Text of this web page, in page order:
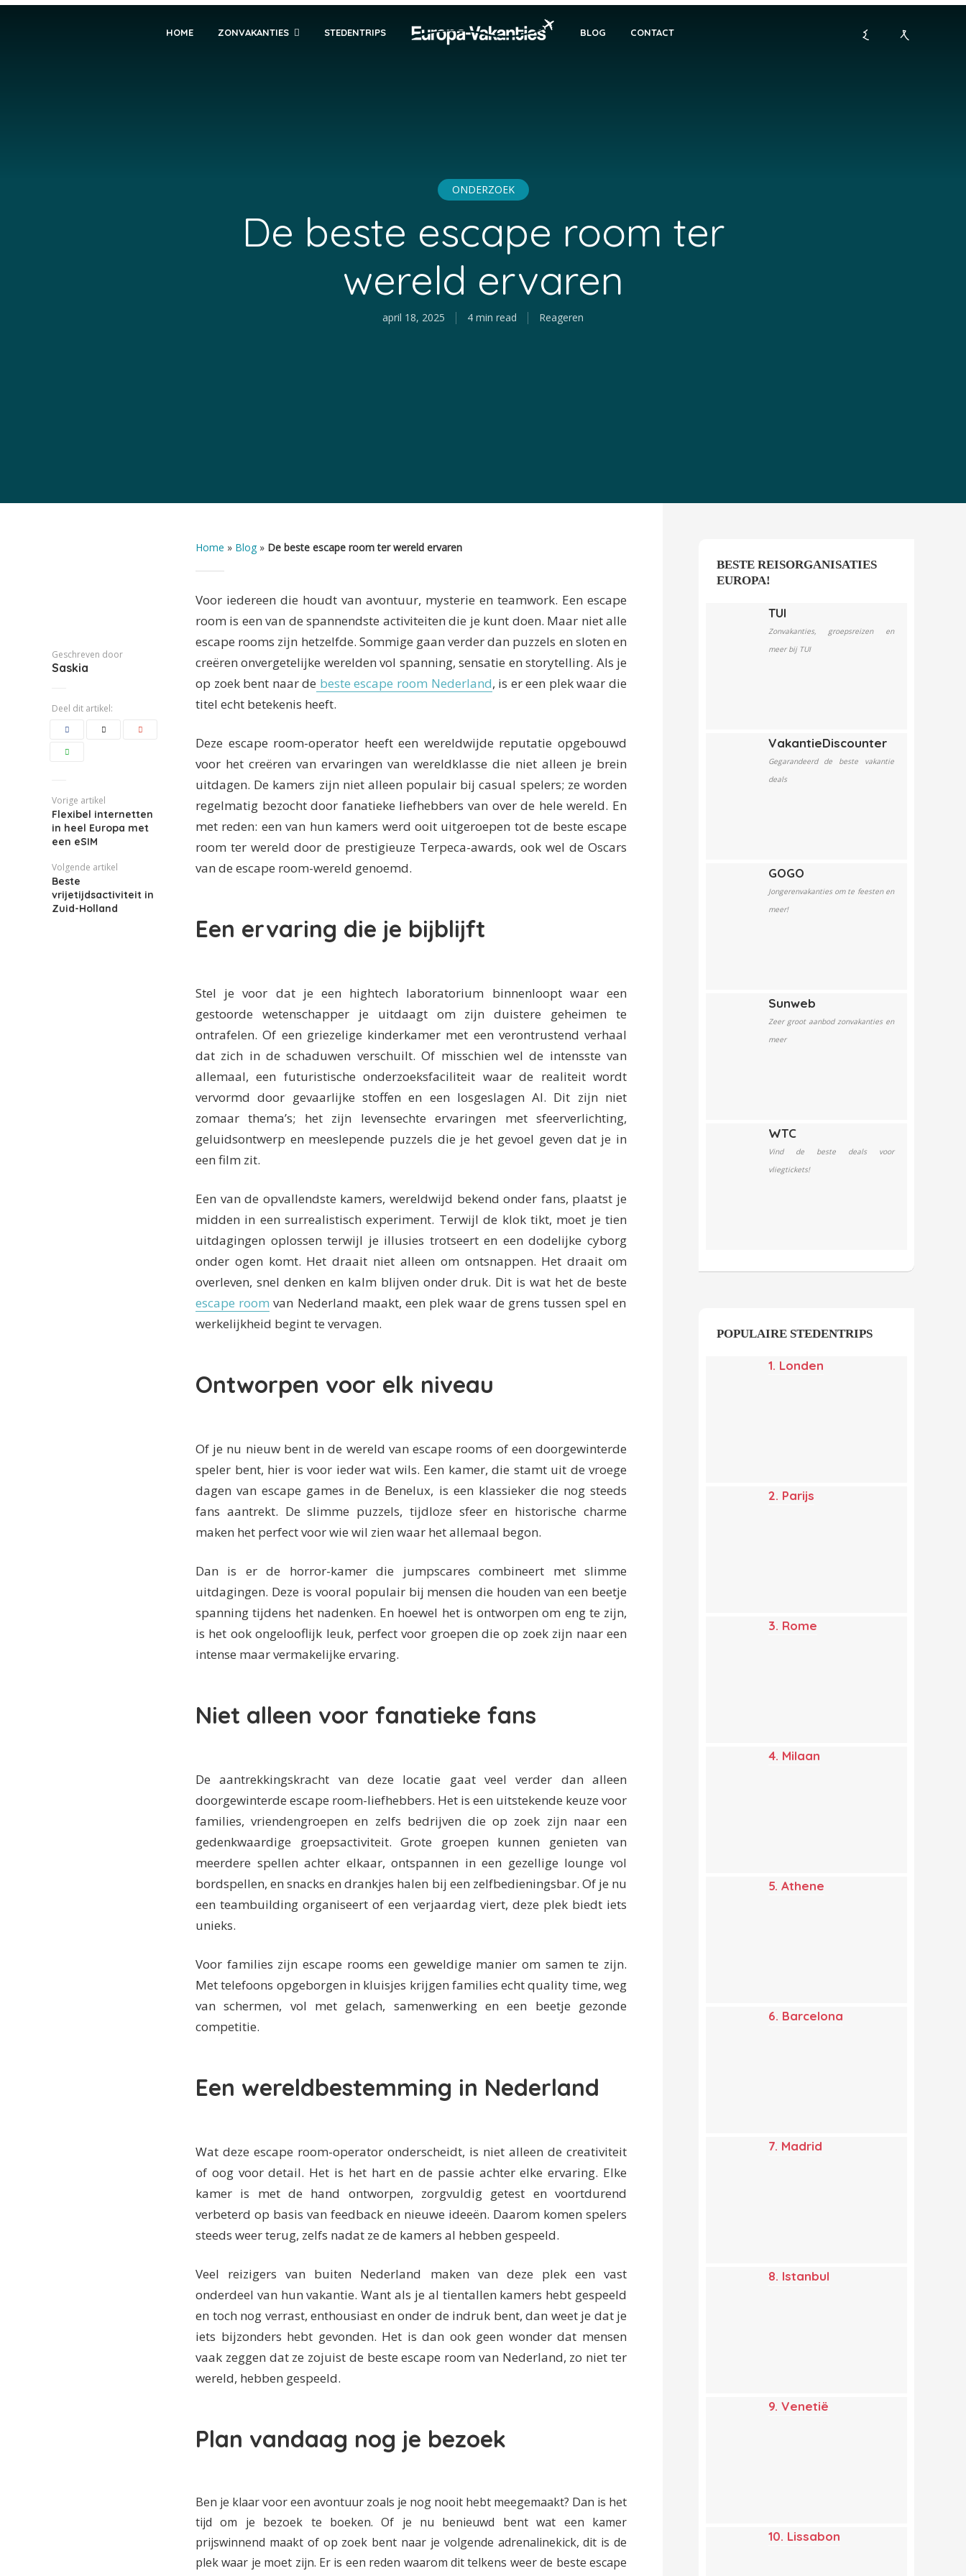
HOME ZONVAKANTIES STEDENTRIPS BLOG CONTACT
ONDERZOEK
De beste escape room ter
wereld ervaren
april 18, 2025 4 min read Reageren
Geschreven door
Saskia
Deel dit artikel:
Vorige artikel
Flexibel internetten
in heel Europa met
een eSIM
Volgende artikel
Beste
vrijetijdsactiviteit in
Zuid-Holland
Home » Blog» De beste escape room ter wereld ervaren
Voor iedereen die houdt van avontuur, mysterie en teamwork. Een escape
room is een van de spannendste activiteiten die je kunt doen. Maar niet alle
escape rooms zijn hetzelfde. Sommige gaan verder dan puzzels en sloten en
creëren onvergetelijke werelden vol spanning, sensatie en storytelling. Als je
op zoek bent naar de beste escape room Nederland, is er een plek waar die
titel echt betekenis heeft.
Deze escape room-operator heeft een wereldwijde reputatie opgebouwd
voor het creëren van ervaringen van wereldklasse die niet alleen je brein
uitdagen. De kamers zijn niet alleen populair bij casual spelers; ze worden
regelmatig bezocht door fanatieke liefhebbers van over de hele wereld. En
met reden: een van hun kamers werd ooit uitgeroepen tot de beste escape
room ter wereld door de prestigieuze Terpeca-awards, ook wel de Oscars
van de escape room-wereld genoemd.
Een ervaring die je bijblijft
Stel je voor dat je een hightech laboratorium binnenloopt waar een
gestoorde wetenschapper je uitdaagt om zijn duistere geheimen te
ontrafelen. Of een griezelige kinderkamer met een verontrustend verhaal
dat zich in de schaduwen verschuilt. Of misschien wel de intensste van
allemaal, een futuristische onderzoeksfaciliteit waar de realiteit wordt
vervormd door gevaarlijke stoffen en een losgeslagen AI. Dit zijn niet
zomaar thema’s; het zijn levensechte ervaringen met sfeerverlichting,
geluidsontwerp en meeslepende puzzels die je het gevoel geven dat je in
een film zit.
Een van de opvallendste kamers, wereldwijd bekend onder fans, plaatst je
midden in een surrealistisch experiment. Terwijl de klok tikt, moet je tien
uitdagingen oplossen terwijl je illusies trotseert en een dodelijke cyborg
onder ogen komt. Het draait niet alleen om ontsnappen. Het draait om
overleven, snel denken en kalm blijven onder druk. Dit is wat het de beste
escape room van Nederland maakt, een plek waar de grens tussen spel en
werkelijkheid begint te vervagen.
Ontworpen voor elk niveau
Of je nu nieuw bent in de wereld van escape rooms of een doorgewinterde
speler bent, hier is voor ieder wat wils. Een kamer, die stamt uit de vroege
dagen van escape games in de Benelux, is een klassieker die nog steeds
fans aantrekt. De slimme puzzels, tijdloze sfeer en historische charme
maken het perfect voor wie wil zien waar het allemaal begon.
Dan is er de horror-kamer die jumpscares combineert met slimme
uitdagingen. Deze is vooral populair bij mensen die houden van een beetje
spanning tijdens het nadenken. En hoewel het is ontworpen om eng te zijn,
is het ook ongelooflijk leuk, perfect voor groepen die op zoek zijn naar een
intense maar vermakelijke ervaring.
Niet alleen voor fanatieke fans
De aantrekkingskracht van deze locatie gaat veel verder dan alleen
doorgewinterde escape room-liefhebbers. Het is een uitstekende keuze voor
families, vriendengroepen en zelfs bedrijven die op zoek zijn naar een
gedenkwaardige groepsactiviteit. Grote groepen kunnen genieten van
meerdere spellen achter elkaar, ontspannen in een gezellige lounge vol
bordspellen, en snacks en drankjes halen bij een zelfbedieningsbar. Of je nu
een teambuilding organiseert of een verjaardag viert, deze plek biedt iets
unieks.
Voor families zijn escape rooms een geweldige manier om samen te zijn.
Met telefoons opgeborgen in kluisjes krijgen families echt quality time, weg
van schermen, vol met gelach, samenwerking en een beetje gezonde
competitie.
Een wereldbestemming in Nederland
Wat deze escape room-operator onderscheidt, is niet alleen de creativiteit
of oog voor detail. Het is het hart en de passie achter elke ervaring. Elke
kamer is met de hand ontworpen, zorgvuldig getest en voortdurend
verbeterd op basis van feedback en nieuwe ideeën. Daarom komen spelers
steeds weer terug, zelfs nadat ze de kamers al hebben gespeeld.
Veel reizigers van buiten Nederland maken van deze plek een vast
onderdeel van hun vakantie. Want als je al tientallen kamers hebt gespeeld
en toch nog verrast, enthousiast en onder de indruk bent, dan weet je dat je
iets bijzonders hebt gevonden. Het is dan ook geen wonder dat mensen
vaak zeggen dat ze zojuist de beste escape room van Nederland, zo niet ter
wereld, hebben gespeeld.
Plan vandaag nog je bezoek
Ben je klaar voor een avontuur zoals je nog nooit hebt meegemaakt? Dan is het
tijd om je bezoek te boeken. Of je nu benieuwd bent wat een kamer
prijswinnend maakt of op zoek bent naar je volgende adrenalinekick, dit is de
plek waar je moet zijn. Er is een reden waarom dit telkens weer de beste escape
BESTE REISORGANISATIES
EUROPA!
TUI
Zonvakanties, groepsreizen en
meer bij TUI
VakantieDiscounter
Gegarandeerd de beste vakantie
deals
GOGO
Jongerenvakanties om te feesten en
meer!
Sunweb
Zeer groot aanbod zonvakanties en
meer
WTC
Vind de beste deals voor
vliegtickets!
POPULAIRE STEDENTRIPS
1. Londen
2. Parijs
3. Rome
4. Milaan
5. Athene
6. Barcelona
7. Madrid
8. Istanbul
9. Venetië
10. Lissabon